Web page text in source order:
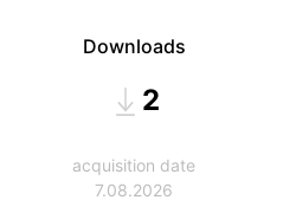
Downloads
2
acquisition date
7.08.2026